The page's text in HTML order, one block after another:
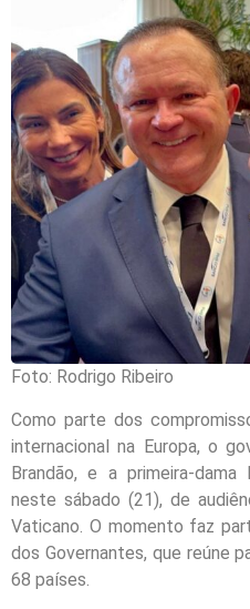
Foto: Rodrigo Ribeiro
Como parte dos
internacional na Europa, o
Brandão, e a primeira-dama
neste sábado (21), de
Vaticano. O momento faz
dos Governantes, que reúne
68 países.